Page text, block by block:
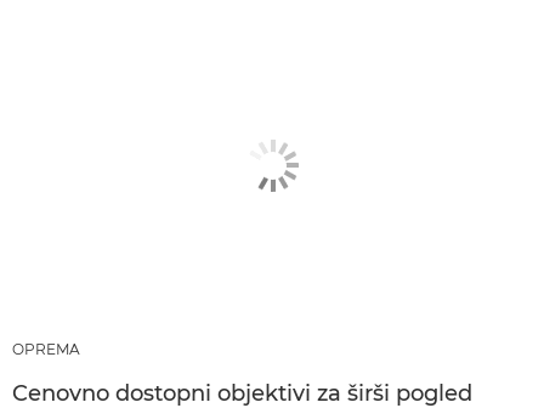
OPREMA
Cenovno dostopni objektivi za širši pogled